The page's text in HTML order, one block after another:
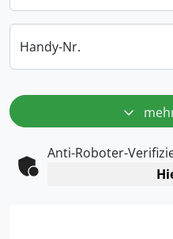
Handy-Nr.
Anti-Roboter-